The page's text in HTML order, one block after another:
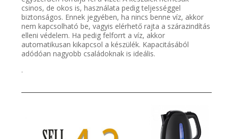
csinos, de okos is, használata pedig teljességgel
biztonságos. Ennek jegyében, ha nincs benne víz, akkor
nem kapcsolható be, vagyis elérhető rajta a szárazindítás
elleni védelem. Ha pedig felforrt a víz, akkor
automatikusan kikapcsol a készülék. Kapacitásából
adódóan nagyobb családoknak is ideális.
.